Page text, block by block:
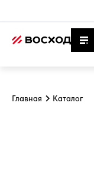
Главная Каталог